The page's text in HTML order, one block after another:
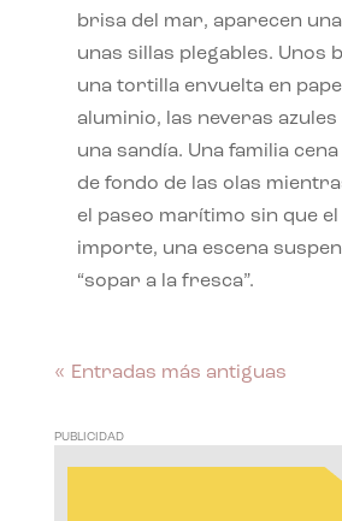
brisa del mar, aparecen
unas sillas plegables. Unos
una tortilla envuelta en
aluminio, las neveras
una sandía. Una familia
de fondo de las olas
el paseo marítimo sin que
importe, una escena
“sopar a la fresca”.
« Entradas más antiguas
PUBLICIDAD